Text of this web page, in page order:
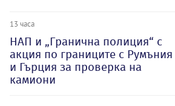
13 часа
НАП и „Гранична полиция“ с
акция по границите с Румъния
и Гърция за проверка на
камиони